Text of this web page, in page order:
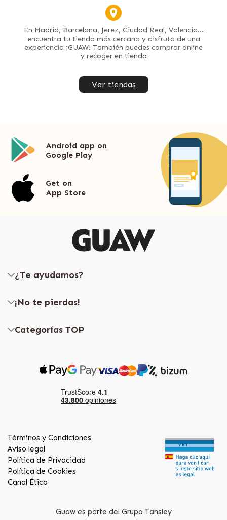
En Madrid, Barcelona, Jerez, Ciudad Real, Valencia...
encuentra tu tienda más cercana y disfruta de una
experiencia ¡GUAW! También puedes comprar online
y recoger en tienda
Ver tiendas
Android app on
Google Play
Get on
App Store
¿Te ayudamos?
¡No te pierdas!
Categorías TOP
Términos y Condiciones
Aviso legal
Política de Privacidad
Política de Cookies
Canal Ético
Guaw es parte del Grupo Tansley